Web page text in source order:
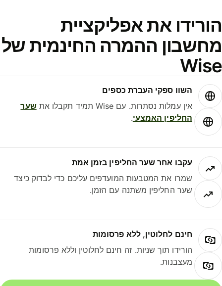
את אפליקציית
ההמרה החינמית של
השוו ספקי העברת כספים
אין עמלות נסתרות. עם Wise תמיד תקבלו את
שער
החליפין האמצעי.
עקבו אחר שער החליפין בזמן אמת
שמרו את המטבעות המועדפים עליכם כדי לבדוק כיצד
שער החליפין משתנה עם הזמן.
חינם לחלוטין, ללא פרסומות
הורידו תוך שניות. זה חינם לחלוטין וללא פרסומות
מעצבנות.